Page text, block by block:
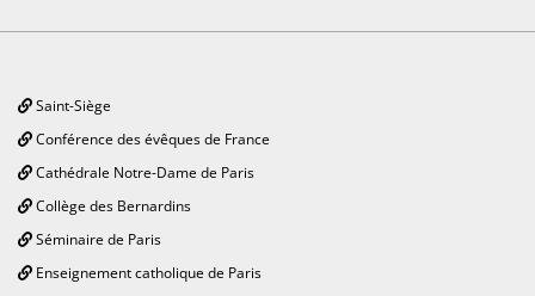
Saint-Siège
Conférence des évêques de France
Cathédrale Notre-Dame de Paris
Collège des Bernardins
Séminaire de Paris
Enseignement catholique de Paris